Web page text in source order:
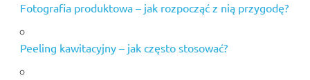
Fotografia produktowa – jak rozpocząć z nią przygodę?
Peeling kawitacyjny – jak często stosować?